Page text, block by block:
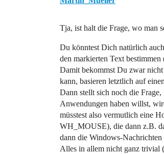
Tja, ist halt die Frage, wo man
Du könntest Dich natürlich
den markierten Text
Damit bekommst Du zwar nicht
kann, basieren letztlich auf
Dann stellt sich noch die
Anwendungen haben willst,
müsstest also vermutlich eine
WH_MOUSE), die dann z.B.
dann die Windows-
Alles in allem nicht ganz trivial